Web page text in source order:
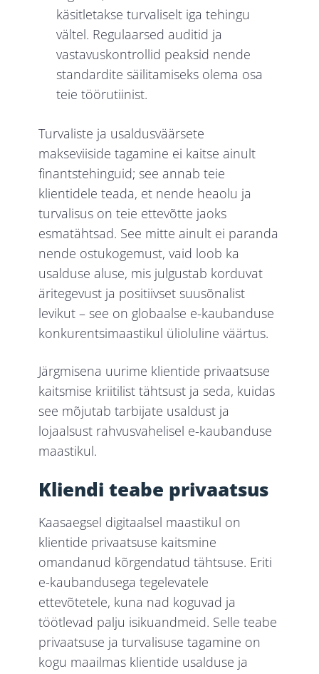
käsitletakse turvaliselt iga tehingu
vältel. Regulaarsed auditid ja
vastavuskontrollid peaksid nende
standardite säilitamiseks olema osa
teie töörutiinist.
Turvaliste ja usaldusväärsete
makseviiside tagamine ei kaitse ainult
finantstehinguid; see annab teie
klientidele teada, et nende heaolu ja
turvalisus on teie ettevõtte jaoks
esmatähtsad. See mitte ainult ei paranda
nende ostukogemust, vaid loob ka
usalduse aluse, mis julgustab korduvat
äritegevust ja positiivset suusõnalist
levikut – see on globaalse e-kaubanduse
konkurentsimaastikul ülioluline väärtus.
Järgmisena uurime klientide privaatsuse
kaitsmise kriitilist tähtsust ja seda, kuidas
see mõjutab tarbijate usaldust ja
lojaalsust rahvusvahelisel e-kaubanduse
maastikul.
Kliendi teabe privaatsus
Kaasaegsel digitaalsel maastikul on
klientide privaatsuse kaitsmine
omandanud kõrgendatud tähtsuse. Eriti
e-kaubandusega tegelevatele
ettevõtetele, kuna nad koguvad ja
töötlevad palju isikuandmeid. Selle teabe
privaatsuse ja turvalisuse tagamine on
kogu maailmas klientide usalduse ja